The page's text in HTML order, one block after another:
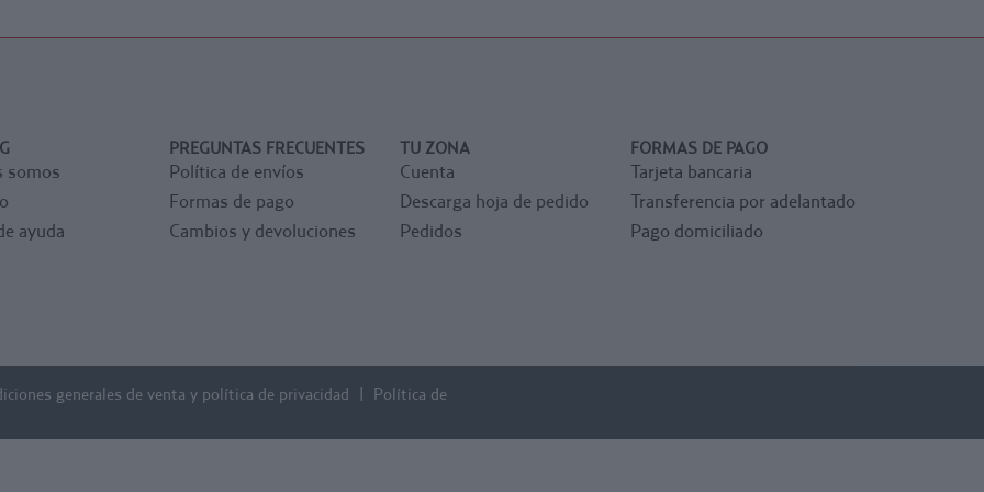
fundas son dobles y
somos
ayuda
PREGUNTAS FRECUENTES
Política de envíos
Formas de pago
Cambios y devoluciones
TU ZONA
Cuenta
Descarga hoja de pedido
Pedidos
FORMAS DE PAGO
Tarjeta bancaria
Transferencia por adelantado
Pago domiciliado
generales de venta y política de privacidad
Política de